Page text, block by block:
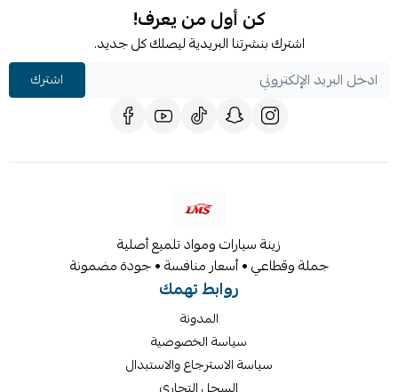
كن أول من يعرف!
اشترك بنشرتنا البريدية ليصلك كل جديد.
اشترك
زينة سيارات ومواد تلميع أصلية
جملة وقطاعي • أسعار منافسة • جودة مضمونة
روابط تهمك
المدونة
سياسة الخصوصية
سياسة الاسترجاع والاستبدال